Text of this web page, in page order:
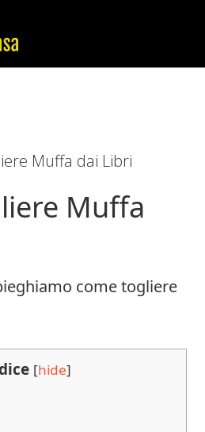
Muffa dai Libri
Muffa
come togliere
[hide]